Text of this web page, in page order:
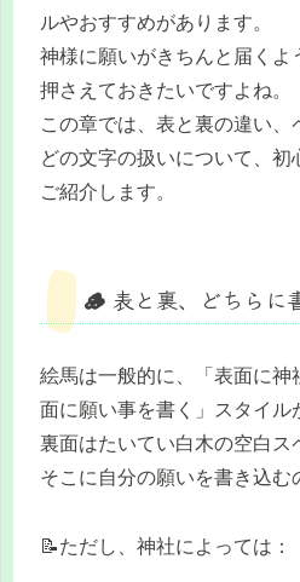
ルやおすすめがあります。
神様に願いがきちんと届くよ
押さえておきたいですよね。
この章では、表と裏の違い、
どの文字の扱いについて、初
ご紹介します。
🪵 表と裏、どちらに
絵馬は一般的に、「表面に神
面に願い事を書く」スタイル
裏面はたいてい白木の空白ス
そこに自分の願いを書き込む
📝ただし、神社によっては：